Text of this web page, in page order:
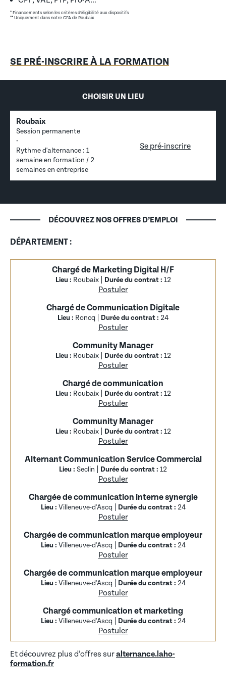
SE PRÉ-INSCRIRE À LA FORMATION
CHOISIR UN LIEU
Roubaix
Session permanente
-
Rythme d'alternance : 1
semaine en formation / 2
semaines en entreprise
Se pré-inscrire
* Financements selon les critères d’éligibilité aux dispositifs
** Uniquement dans notre CFA de Roubaix
DÉCOUVREZ NOS OFFRES D’EMPLOI
DÉPARTEMENT :
Chargé de Marketing Digital H/F
Lieu : Roubaix Durée du contrat : 12
Postuler
Chargé de Communication Digitale
Lieu : Roncq Durée du contrat : 24
Postuler
Community Manager
Lieu : Roubaix Durée du contrat : 12
Postuler
Chargé de communication
Lieu : Roubaix Durée du contrat : 12
Postuler
Community Manager
Lieu : Roubaix Durée du contrat : 12
Postuler
Alternant Communication Service Commercial
Lieu : Seclin Durée du contrat : 12
Postuler
Chargée de communication interne synergie
Lieu : Villeneuve-d'Ascq Durée du contrat : 24
Postuler
Chargée de communication marque employeur
Lieu : Villeneuve-d'Ascq Durée du contrat : 24
Postuler
Chargée de communication marque employeur
Lieu : Villeneuve-d'Ascq Durée du contrat : 24
Postuler
Chargé communication et marketing
Lieu : Villeneuve-d'Ascq Durée du contrat : 24
Postuler
Et découvrez plus d’offres suralternance.laho-
formation.fr